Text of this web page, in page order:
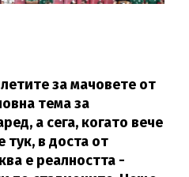
за мачовете от
тема за
а сега, когато вече
тук, в доста от
е реалността -